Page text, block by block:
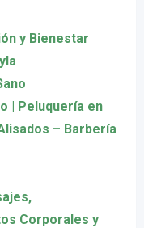
y Bienestar
| Peluquería en
– Barbería
Corporales y